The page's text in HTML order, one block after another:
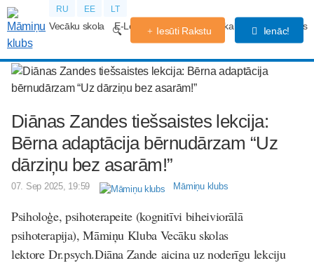
RU EE LT
Vecāku skola E-Lekcijas Grūtniecības kalendārs Forums
Iesūti Rakstu Ienāc!
Diānas Zandes tiešsaistes lekcija:
Bērna adaptācija bērnudārzam “Uz
dārziņu bez asarām!”
07. Sep 2025, 19:59 Māmiņu klubs
Psiholoģe, psihoterapeite (kognitīvi biheiviorālā
psihoterapija), Māmiņu Kluba Vecāku skolas
lektore Dr.psych.Diāna Zande aicina uz noderīgu lekciju